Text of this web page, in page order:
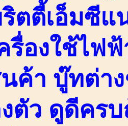
ตตี้เอ็มซีแ
รื่องใช้ไฟ
ค้า บู๊ทต่าง
ตัว ดูดีคร